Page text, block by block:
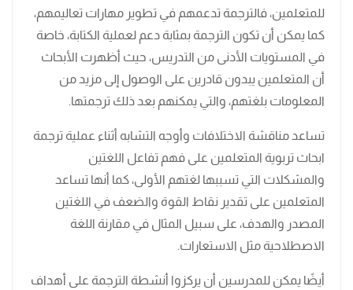
للمتعلمين، فالترجمة تدعمهم في تطوير مهارات تعاليمهم،
كما يمكن أن تكون الترجمة بمثابة دعم لعملية الكتابة، خاصة
في المستويات الأدنى من التدريس، حيث أظهرت الأبحاث
أن المتعلمين يبدون قادرين على الوصول إلى مزيد من
المعلومات بلغتهم، والتي يمكنهم بعد ذلك ترجمتها.
تساعد مناقشة الاختلافات وأوجه التشابه أثناء عملية ترجمة
ابحاث تربوية المتعلمين على فهم تفاعل اللغتين
والمشكلات التي تسببها لغتهم الأولى، كما أنها تساعد
المتعلمين على تقدير نقاط القوة والضعف في اللغتين
المصدر والهدف، على سبيل المثال في مقارنة اللغة
الاصطلاحية مثل الاستعارات.
أيضًا يمكن للمدرسين أن يركزوا أنشطة الترجمة على أهداف